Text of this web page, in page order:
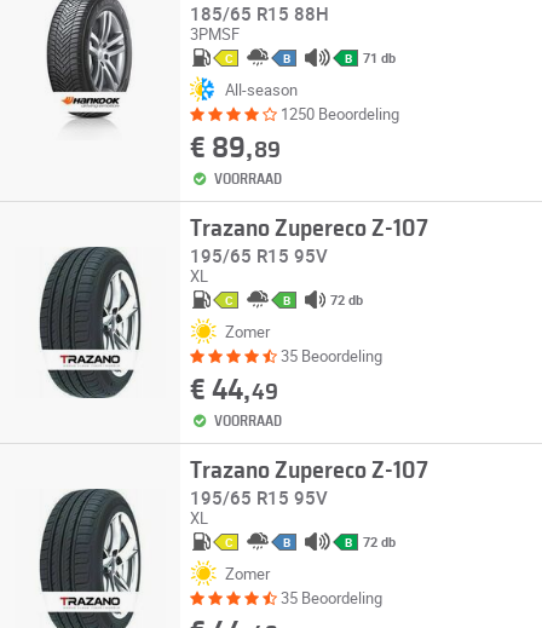
185/65 R15 88H
3PMSF
C B B 71 db
All-season
1250 Beoordeling
€ 89,89
VOORRAAD
Trazano Zupereco Z-107
195/65 R15 95V
XL
C B 72 db
Zomer
35 Beoordeling
€ 44,49
VOORRAAD
Trazano Zupereco Z-107
195/65 R15 95V
XL
C B B 72 db
Zomer
35 Beoordeling